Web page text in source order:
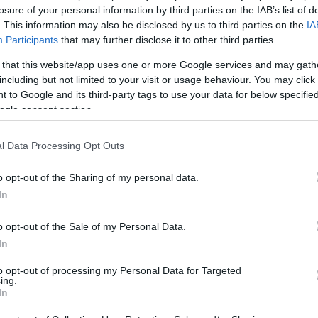
of your personal information by third parties on the IAB’s list of
This information may also be disclosed by us to third parties on the
Participants that may further disclose it to other third parties.
that this website/app uses one or more Google services and may
but not limited to your visit or usage behaviour. You may
to Google and its third-party tags to use your data for below
consent section.
Data Processing Opt Outs
opt-out of the Sharing of my personal data.
opt-out of the Sale of my Personal Data.
opt-out of processing my Personal Data for Targeted
αντιπρόσωπος της Ρωσίας στον ΟΗΕ, Βασίλι
πύραυλος «που εκτοξεύτηκε για να πλήξει μια
και μάθετε πρώτοι όλες τις ειδήσεις.
απαραίτητα τον ιστότοπο. Απαγορεύεται η αναδημοσίευση
Σε αντίθετη περίπτωση θα λαμβάνονται νομικά μέτρα. Ο